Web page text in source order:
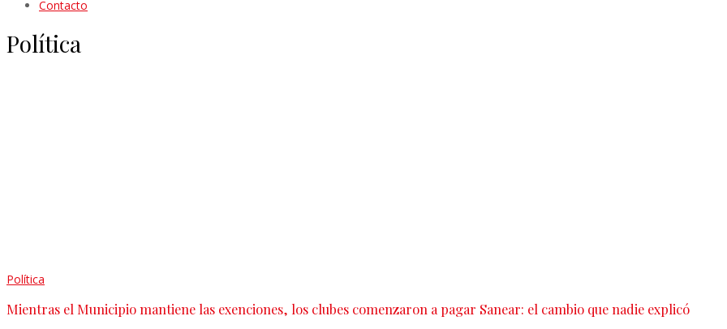
Contacto
Política
Política
Mientras el Municipio mantiene las exenciones, los clubes comenzaron a pagar Sanear: el cambio que nadie explicó